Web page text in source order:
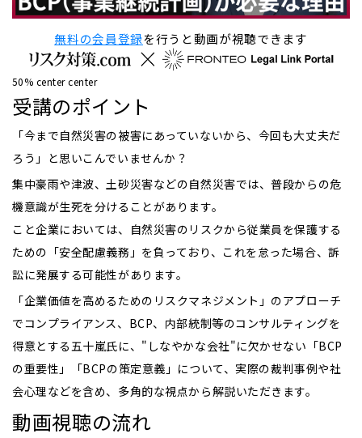
無料の会員登録を行うと動画が視聴できます
50% center center
受講のポイント
「今まで自然災害の被害にあっていないから、今回も大丈夫だ
ろう」と思いこんでいませんか？
集中豪雨や津波、土砂災害などの自然災害では、普段からの危
機意識が生死を分けることがあります。
こと企業においては、自然災害のリスクから従業員を保護する
ための「安全配慮義務」を負っており、これを怠った場合、訴
訟に発展する可能性があります。
「企業価値を高めるためのリスクマネジメント」のアプローチ
でコンプライアンス、BCP、内部統制等のコンサルティングを
得意とする五十嵐氏に、"しなやかな会社"に欠かせない「BCP
の重要性」「BCPの策定意義」について、実際の裁判事例や社
会心理などを含め、多角的な視点から解説いただきます。
動画視聴の流れ